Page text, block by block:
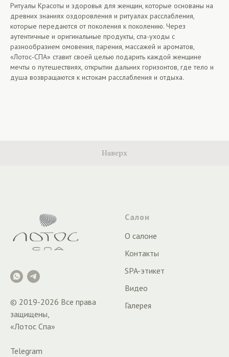
Ритуалы Красоты и здоровья для женщин, которые основаны на
древних знаниях оздоровления и ритуалах расслабления,
которые передаются от поколения к поколению. Через
аутентичные и оригинальные продукты, спа-уходы с
разнообразием омовения, парения, массажей и ароматов,
«Лотос-СПА» ставит своей целью подарить каждой женщине
мечты о путешествиях, открытии дальних горизонтов, где тело и
душа возвращаются к истокам расслабления и отдыха.
Наверх
© 2019-2026 Все права
защищены,
«Лотос Спа»
Telegram
Салон
О салоне
Контакты
SPA-этикет
Видео
Галерея